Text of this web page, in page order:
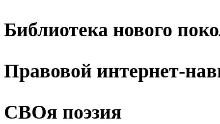
Библиотека нового
Правовой интернет-
СВОя поэзия